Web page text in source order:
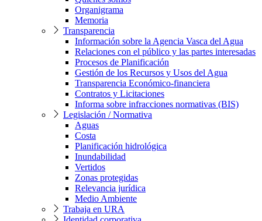
Organigrama
Memoria
Transparencia
Información sobre la Agencia Vasca del Agua
Relaciones con el público y las partes interesadas
Procesos de Planificación
Gestión de los Recursos y Usos del Agua
Transparencia Económico-financiera
Contratos y Licitaciones
Informa sobre infracciones normativas (BIS)
Legislación / Normativa
Aguas
Costa
Planificación hidrológica
Inundabilidad
Vertidos
Zonas protegidas
Relevancia jurídica
Medio Ambiente
Trabaja en URA